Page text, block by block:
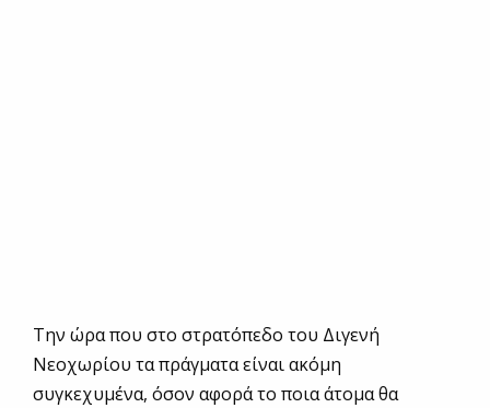
Την ώρα που στο στρατόπεδο του Διγενή
Νεοχωρίου τα πράγματα είναι ακόμη
συγκεχυμένα, όσον αφορά το ποια άτομα θα